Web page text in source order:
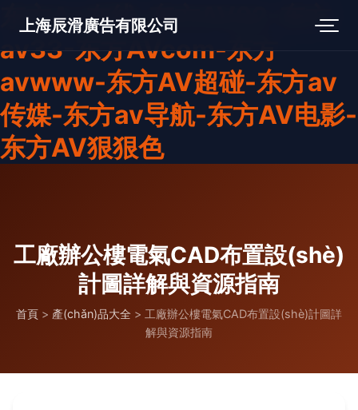
东方Aa在线-东方AV22-东方
av33-东方AVcom-东方
avwww-东方AV超碰-东方av
传媒-东方av导航-东方AV电影-
东方AV狠狠色
上海辰滑廣告有限公司
工廠辦公樓電氣CAD布置設(shè)
計圖詳解與資源指南
首頁 > 產(chǎn)品大全 > 工廠辦公樓電氣CAD布置設(shè)計圖詳
解與資源指南